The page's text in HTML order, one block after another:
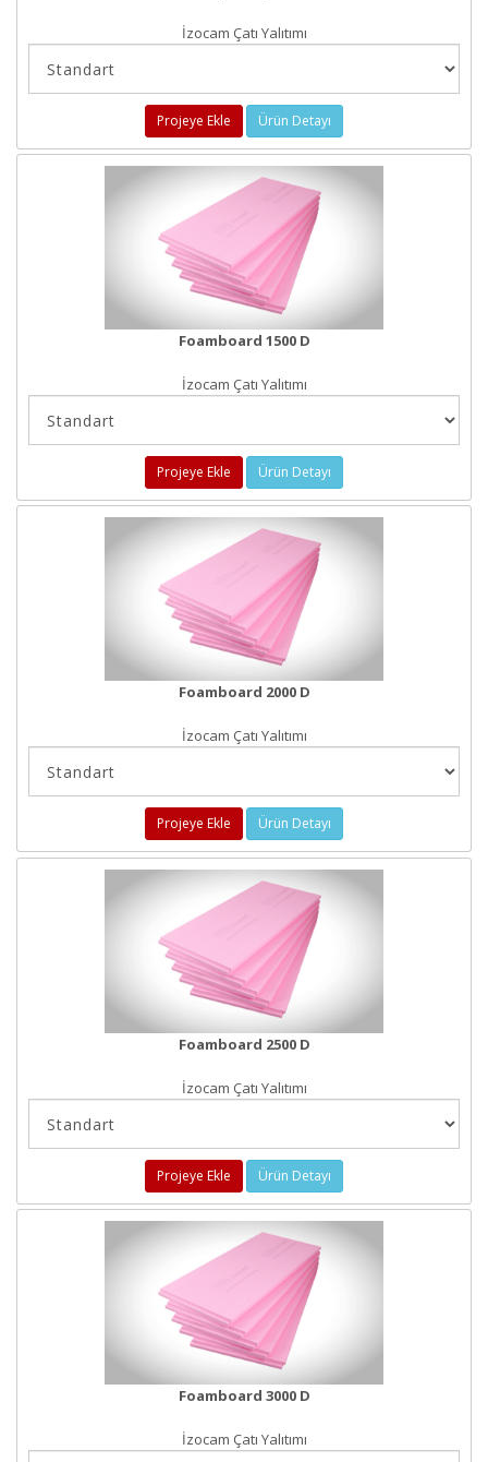
İzocam Çatı Yalıtımı
Projeye Ekle Ürün Detayı
Foamboard 1500 D
İzocam Çatı Yalıtımı
Projeye Ekle Ürün Detayı
Foamboard 2000 D
İzocam Çatı Yalıtımı
Projeye Ekle Ürün Detayı
Foamboard 2500 D
İzocam Çatı Yalıtımı
Projeye Ekle Ürün Detayı
Foamboard 3000 D
İzocam Çatı Yalıtımı